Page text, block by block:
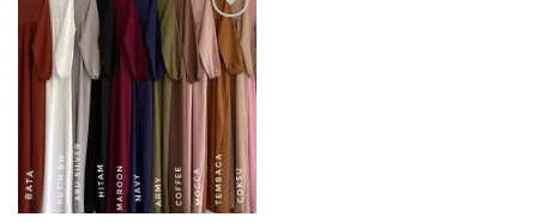
Add to
wishlist